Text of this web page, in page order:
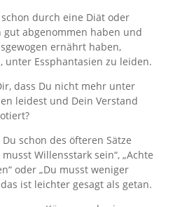
durch eine Diät oder
abgenommen haben und
ernährt haben,
unter Essphantasien zu leiden.
dass Du nicht mehr unter
leidest und Dein Verstand
schon des öfteren Sätze
Willensstark sein“, „Achte
oder „Du musst weniger
ist leichter gesagt als getan.